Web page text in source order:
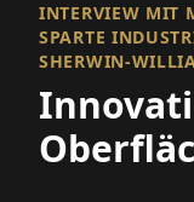
INTERVIEW MIT
SPARTE
SHERWIN-